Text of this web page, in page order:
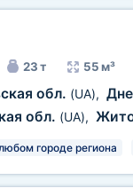
23 т 55 м³
обл. (UA),
обл. (UA),
городе региона